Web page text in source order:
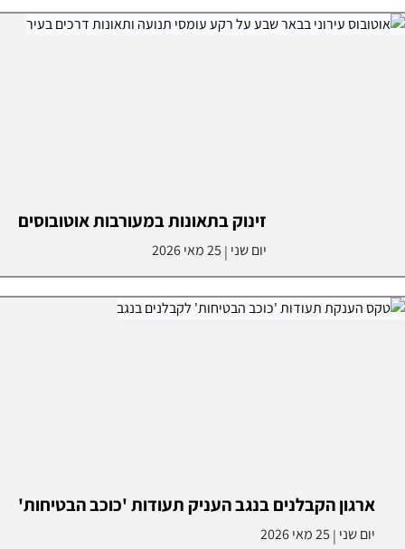
זינוק בתאונות במעורבות אוטובוסים
יום שני | 25 מאי 2026
ארגון הקבלנים בנגב העניק תעודות 'כוכב הבטיחות'
יום שני | 25 מאי 2026